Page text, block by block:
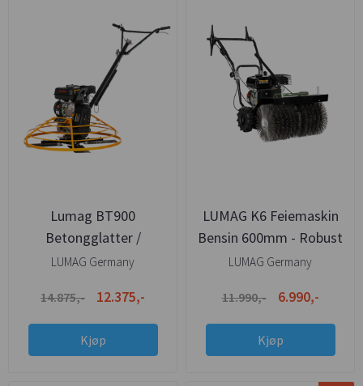
Lumag BT900
Betongglatter /
Betonghelikopter
LUMAG Germany
14.875,- 12.375,-
Kjøp
LUMAG K6 Feiemaskin
Bensin 600mm - Robust
maskin
LUMAG Germany
11.990,- 6.990,-
Kjøp